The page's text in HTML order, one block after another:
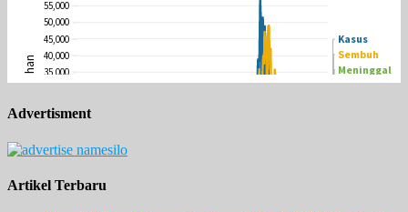
Advertisment
Artikel Terbaru